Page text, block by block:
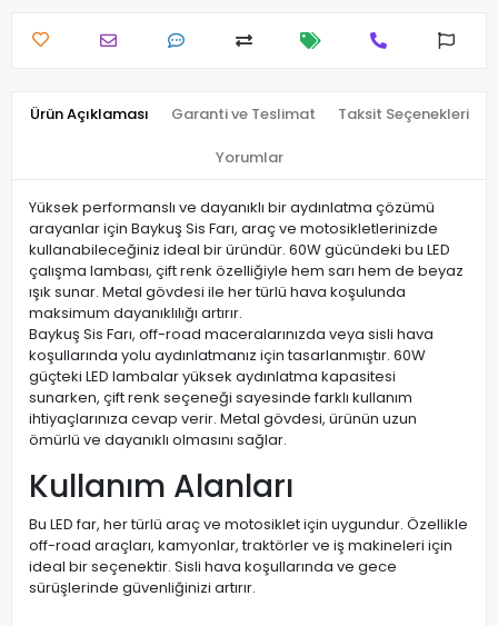
Ürün Açıklaması Garanti ve Teslimat Taksit Seçenekleri
Yorumlar
Yüksek performanslı ve dayanıklı bir aydınlatma çözümü
arayanlar için Baykuş Sis Farı, araç ve motosikletlerinizde
kullanabileceğiniz ideal bir üründür. 60W gücündeki bu LED
çalışma lambası, çift renk özelliğiyle hem sarı hem de beyaz
ışık sunar. Metal gövdesi ile her türlü hava koşulunda
maksimum dayanıklılığı artırır.
Baykuş Sis Farı, off-road maceralarınızda veya sisli hava
koşullarında yolu aydınlatmanız için tasarlanmıştır. 60W
güçteki LED lambalar yüksek aydınlatma kapasitesi
sunarken, çift renk seçeneği sayesinde farklı kullanım
ihtiyaçlarınıza cevap verir. Metal gövdesi, ürünün uzun
ömürlü ve dayanıklı olmasını sağlar.
Kullanım Alanları
Bu LED far, her türlü araç ve motosiklet için uygundur. Özellikle
off-road araçları, kamyonlar, traktörler ve iş makineleri için
ideal bir seçenektir. Sisli hava koşullarında ve gece
sürüşlerinde güvenliğinizi artırır.